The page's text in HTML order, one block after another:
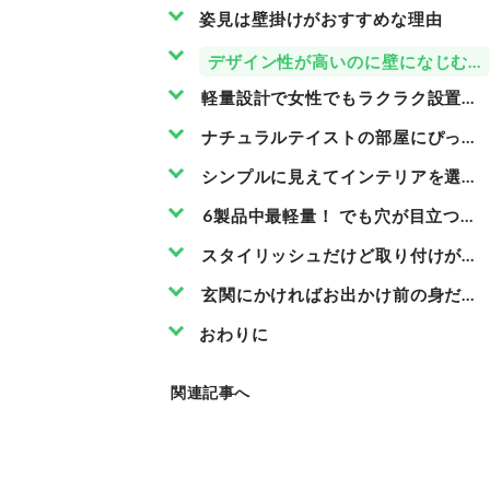
姿見は壁掛けがおすすめな理由
デザイン性が高いのに壁になじむ
軽量設計で女性でもラクラク設置
ナチュラルテイストの部屋にぴった
シンプルに見えてインテリアを選
6製品中最軽量！ でも穴が目立つ
スタイリッシュだけど取り付けが大
玄関にかければお出かけ前の身だし
おわりに
関連記事へ